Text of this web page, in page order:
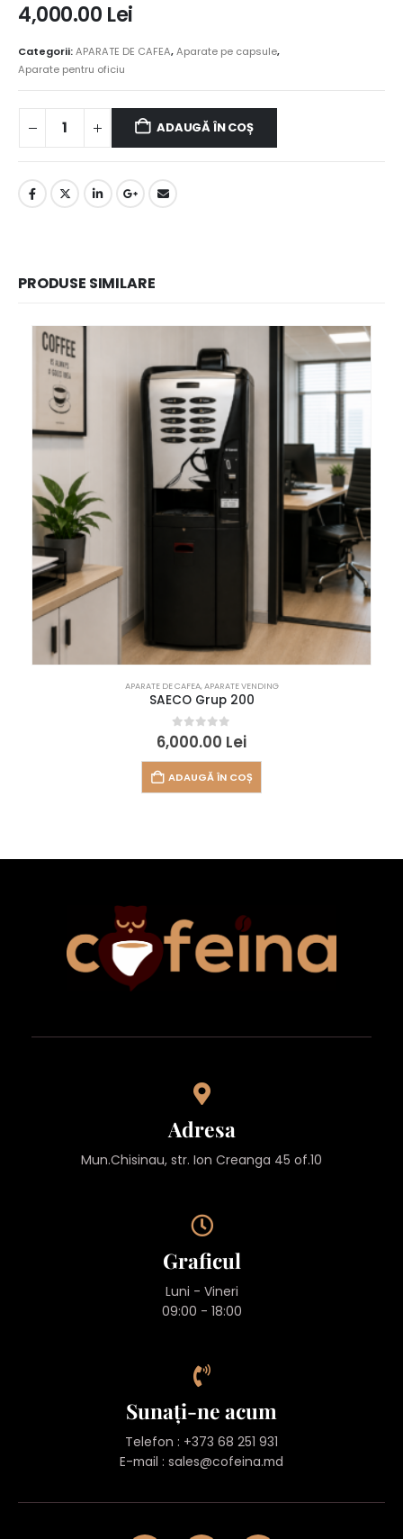
4,000.00 Lei
Categorii:APARATE DE CAFEA,Aparate pe capsule,
Aparate pentru oficiu
ADAUGĂ ÎN COȘ
PRODUSE SIMILARE
APARATE DE CAFEA,APARATE VENDING
SAECO Grup 200
0out of 5
6,000.00 Lei
ADAUGĂ ÎN COȘ
Adresa
Mun.Chisinau, str. Ion Creanga 45 of.10
Graficul
Luni - Vineri
09:00 - 18:00
Sunați-ne acum
Telefon : +373 68 251 931
E-mail : sales@cofeina.md